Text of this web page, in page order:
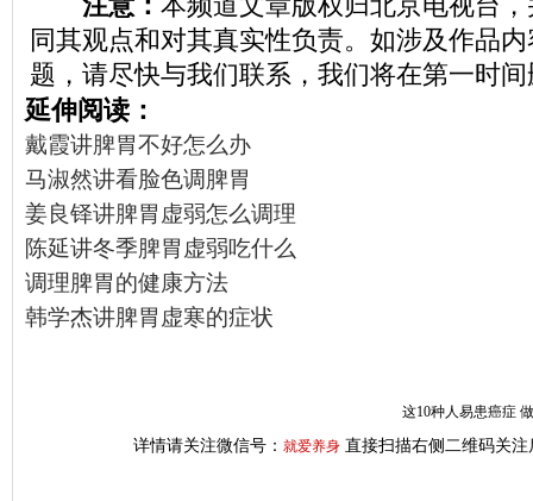
同其观点和对其真实性负责。如涉及作品
题，请尽快与我们联系，我们将在第一时
延伸阅读：
戴霞讲脾胃不好怎么办
马淑然讲看脸色调脾胃
姜良铎讲脾胃虚弱怎么调理
陈延讲冬季脾胃虚弱吃什么
调理脾胃的健康方法
韩学杰讲脾胃虚寒的症状
这10种人易患癌症
详情请关注微信号： 就爱养身 直接扫描右侧二维码关注